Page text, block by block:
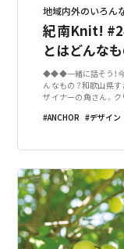
地域内外のいろん
紀南Knit!
とはどんなも
◆◆◆一緒に話そう！
んなもの？和歌山県
ザイナーの角さん。ク
人に与える影響が非常
ANCHOR デザイン